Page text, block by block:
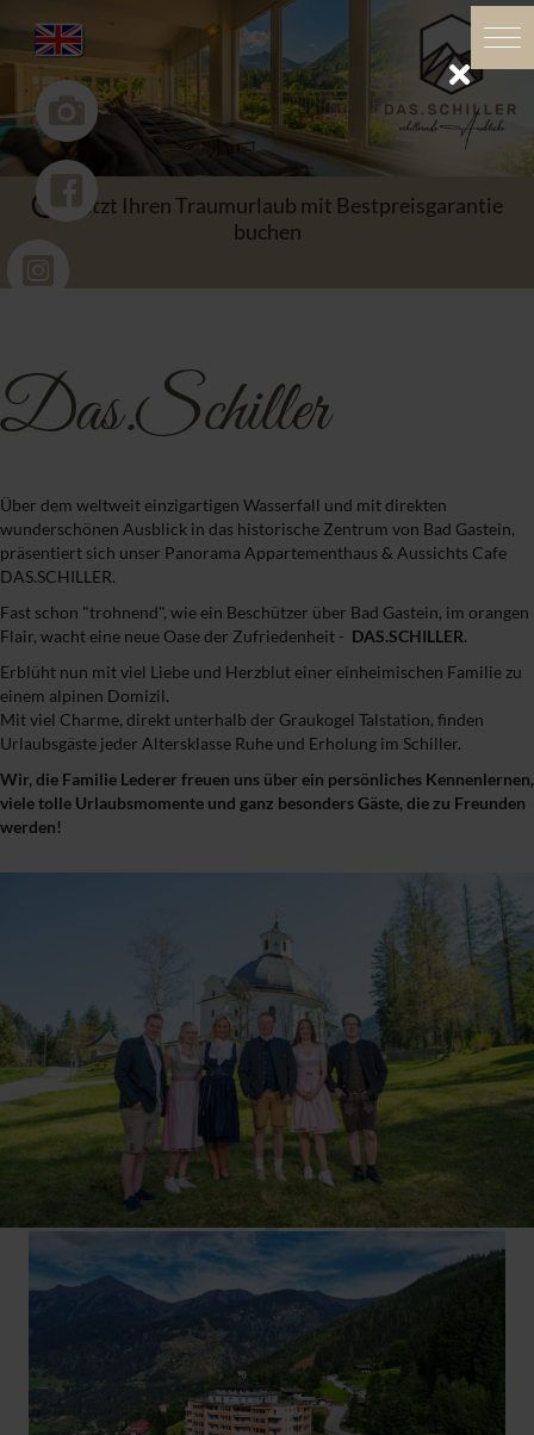
Jetzt Ihren Traumurlaub mit Bestpreisgarantie
buchen
Das.Schiller
Über dem weltweit einzigartigen Wasserfall und mit direkten
wunderschönen Ausblick in das historische Zentrum von Bad Gastein,
präsentiert sich unser Panorama Appartementhaus & Aussichts Cafe
DAS.SCHILLER.
Fast schon "trohnend", wie ein Beschützer über Bad Gastein, im orangen
Flair, wacht eine neue Oase der Zufriedenheit - DAS.SCHILLER.
Erblüht nun mit viel Liebe und Herzblut einer einheimischen Familie zu
einem alpinen Domizil.
Mit viel Charme, direkt unterhalb der Graukogel Talstation, finden
Urlaubsgäste jeder Altersklasse Ruhe und Erholung im Schiller.
Wir, die Familie Lederer freuen uns über ein persönliches Kennenlernen,
viele tolle Urlaubsmomente und ganz besonders Gäste, die zu Freunden
werden!